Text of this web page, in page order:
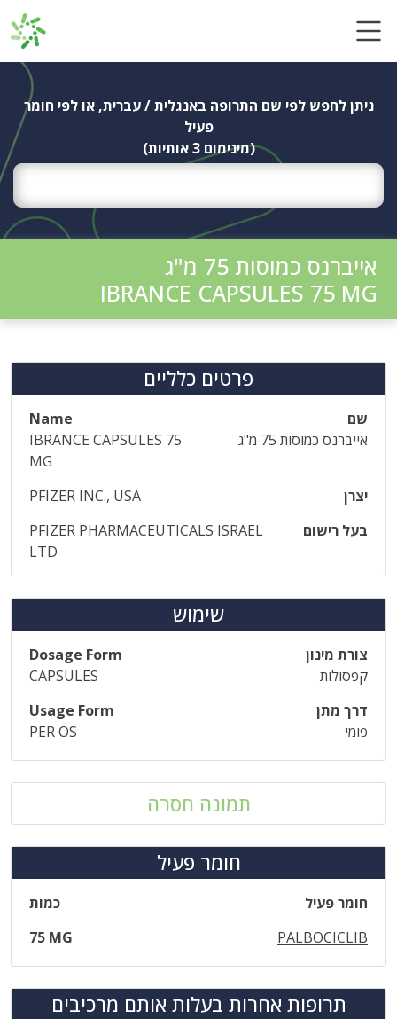
ניתן לחפש לפי שם התרופה באנגלית / עברית, או לפי חומר
פעיל
(מינימום 3 אותיות)
אייברנס כמוסות 75 מ"ג
IBRANCE CAPSULES 75 MG
פרטים כלליים
שם
Name
אייברנס כמוסות 75 מ"ג
IBRANCE CAPSULES 75
MG
יצרן
PFIZER INC., USA
בעל רישום
PFIZER PHARMACEUTICALS ISRAEL
LTD
שימוש
צורת מינון
Dosage Form
קפסולות
CAPSULES
דרך מתן
Usage Form
פומי
PER OS
תמונה חסרה
חומר פעיל
חומר פעיל
כמות
PALBOCICLIB
75 MG
תרופות אחרות בעלות אותם מרכיבים